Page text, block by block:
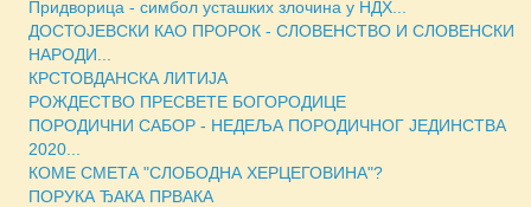
Придворица - симбол усташких злочина у НДХ...
ДОСТОЈЕВСКИ КАО ПРОРОК - СЛОВЕНСТВО И СЛОВЕНСКИ
НАРОДИ...
КРСТОВДАНСКА ЛИТИЈА
РОЖДЕСТВО ПРЕСВЕТЕ БОГОРОДИЦЕ
ПОРОДИЧНИ САБОР - НЕДЕЉА ПОРОДИЧНОГ ЈЕДИНСТВА
2020...
КОМЕ СМЕТА "СЛОБОДНА ХЕРЦЕГОВИНА"?
ПОРУКА ЂАКА ПРВАКА